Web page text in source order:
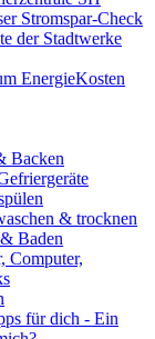
Stromspar-Check
der Stadtwerke
EnergieKosten
Backen
& trocknen
Baden
Computer,
für dich - Ein